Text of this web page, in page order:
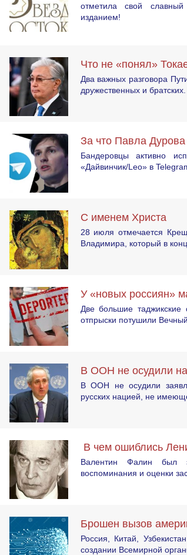
отметила свой
изданием!
Что не «понял»
Два важных разговора
дружественных и
За что Павла
Бандеровцы активно
«Дайвинчик/Leo» в
С именем Христа
28 июля отмечается
Владимира, который в
У «новых россиян»
Две большие
отпрыски потушили
В ООН не осудили
В ООН не осудили
русских нацией, не
В чем ошиблись
Валентин Фалин был
воспоминания и оценки
Брошен вызов
Россия, Китай,
создании Всемирной